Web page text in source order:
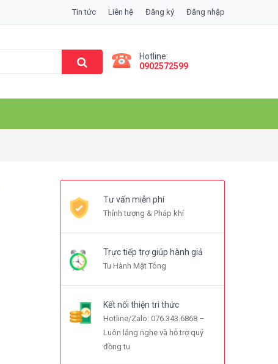
Tin tức Liên hệ Đăng ký Đăng nhập
Hotline:
0902572599
Tư vấn miễn phí
Thỉnh tượng & Pháp khí
Trực tiếp trợ giúp hành giả
Tu Hành Mật Tông
Kết nối thiện tri thức
Hotline/Zalo: 076.343.6868 –
Luôn lắng nghe và hỗ trợ quý
đồng tu